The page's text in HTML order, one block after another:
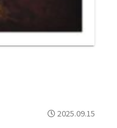
2025.09.15